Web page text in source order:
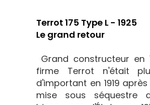
Terrot 175 Type L - 1925
Le grand retour
Grand constructeur en
firme Terrot n'était
d'important en 1919
mise sous séquestre